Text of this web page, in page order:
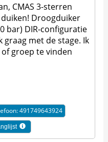
CMAS 3-sterren
Droogduiker
bar) DIR-configuratie
met de stage. Ik
groep te vinden
491749643924